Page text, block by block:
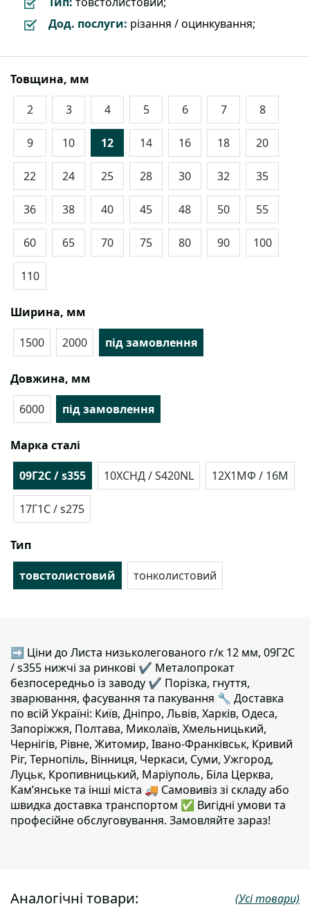
Дод. послуги: різання / оцинкування;
Товщина, мм
2
3 4 5 6 7 8
9 10 12 14 16 18 20
22 24 25 28 30 32 35
36 38 40 45 48 50 55
60 65 70 75 80 90 100
110
Ширина, мм
1500
2000 під замовлення
Довжина, мм
6000
під замовлення
Марка сталі
09Г2С / s355
10ХСНД / S420NL 12Х1МФ / 16М
17Г1С / s275
Тип
товстолистовий
тонколистовий
➡ Ціни до Листа низьколегованого г/к 12 мм, 09Г2С
/ s355 нижчі за ринкові ✔️ Металопрокат
безпосередньо із заводу ✔️ Порізка, гнуття,
зварювання, фасування та пакування 🔧 Доставка
по всій Україні: Київ, Дніпро, Львів, Харків, Одеса,
Запоріжжя, Полтава, Миколаїв, Хмельницький,
Чернігів, Рівне, Житомир, Івано-Франківськ, Кривий
Ріг, Тернопіль, Вінниця, Черкаси, Суми, Ужгород,
Луцьк, Кропивницький, Маріуполь, Біла Церква,
Кам’янське та інші міста 🚚 Самовивіз зі складу або
швидка доставка транспортом ✅ Вигідні умови та
професійне обслуговування. Замовляйте зараз!
Аналогічні товари: (Усі товари)